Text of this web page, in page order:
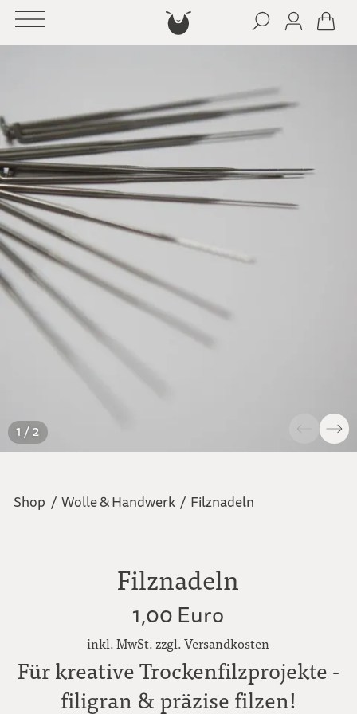
1 / 2
Shop / Wolle & Handwerk / Filznadeln
Filznadeln
1,00 Euro
inkl. MwSt. zzgl. Versandkosten
Für kreative Trockenfilzprojekte -
filigran & präzise filzen!